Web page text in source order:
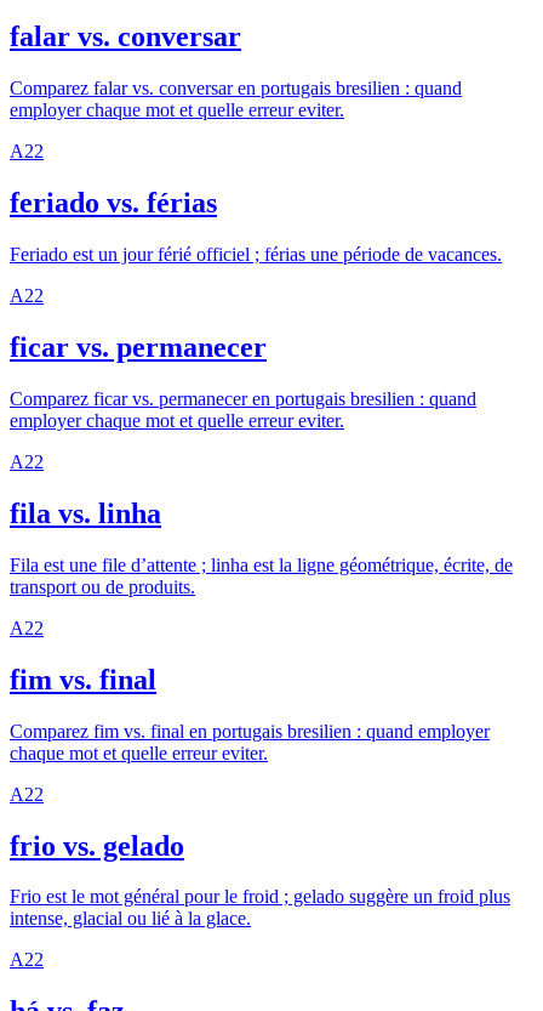
falar vs. conversar
Comparez falar vs. conversar en portugais bresilien : quand
employer chaque mot et quelle erreur eviter.
A22
feriado vs. férias
Feriado est un jour férié officiel ; férias une période de vacances.
A22
ficar vs. permanecer
Comparez ficar vs. permanecer en portugais bresilien : quand
employer chaque mot et quelle erreur eviter.
A22
fila vs. linha
Fila est une file d’attente ; linha est la ligne géométrique, écrite, de
transport ou de produits.
A22
fim vs. final
Comparez fim vs. final en portugais bresilien : quand employer
chaque mot et quelle erreur eviter.
A22
frio vs. gelado
Frio est le mot général pour le froid ; gelado suggère un froid plus
intense, glacial ou lié à la glace.
A22